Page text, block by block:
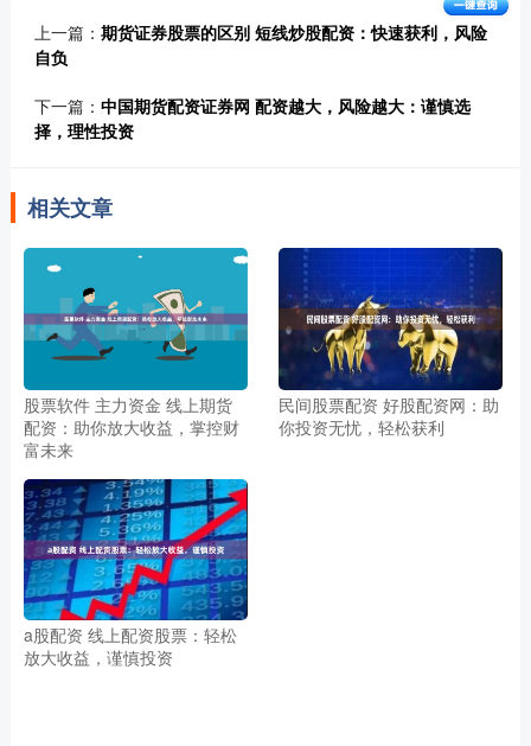
上一篇： 期货证券股票的区别 短线炒股配资：快速获利，风险
自负
下一篇： 中国期货配资证券网 配资越大，风险越大：谨慎选
择，理性投资
相关文章
股票软件 主力资金 线上期货
配资：助你放大收益，掌控财
富未来
民间股票配资 好股配资网：助
你投资无忧，轻松获利
a股配资 线上配资股票：轻松
放大收益，谨慎投资